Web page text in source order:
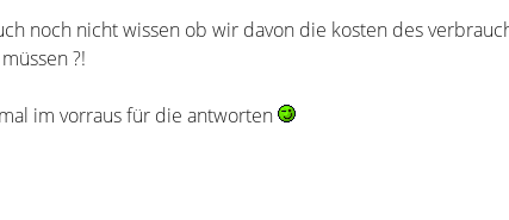
noch nicht wissen ob wir davon die kosten des
?!
im vorraus für die antworten